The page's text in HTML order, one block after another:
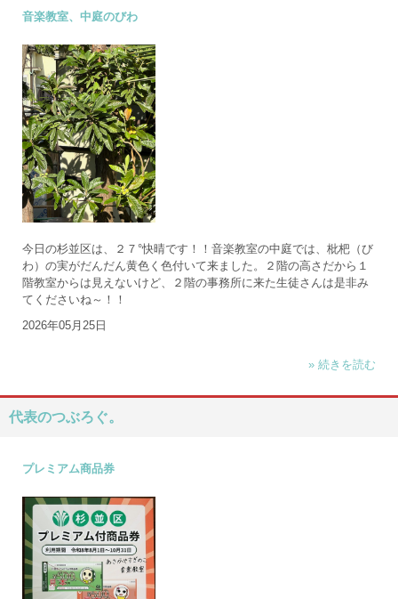
音楽教室、中庭のびわ
今日の杉並区は、２７°快晴です！！音楽教室の中庭では、枇杷（び
わ）の実がだんだん黄色く色付いて来ました。２階の高さだから１
階教室からは見えないけど、２階の事務所に来た生徒さんは是非み
てくださいね～！！
2026年05月25日
» 続きを読む
代表のつぶろぐ。
プレミアム商品券